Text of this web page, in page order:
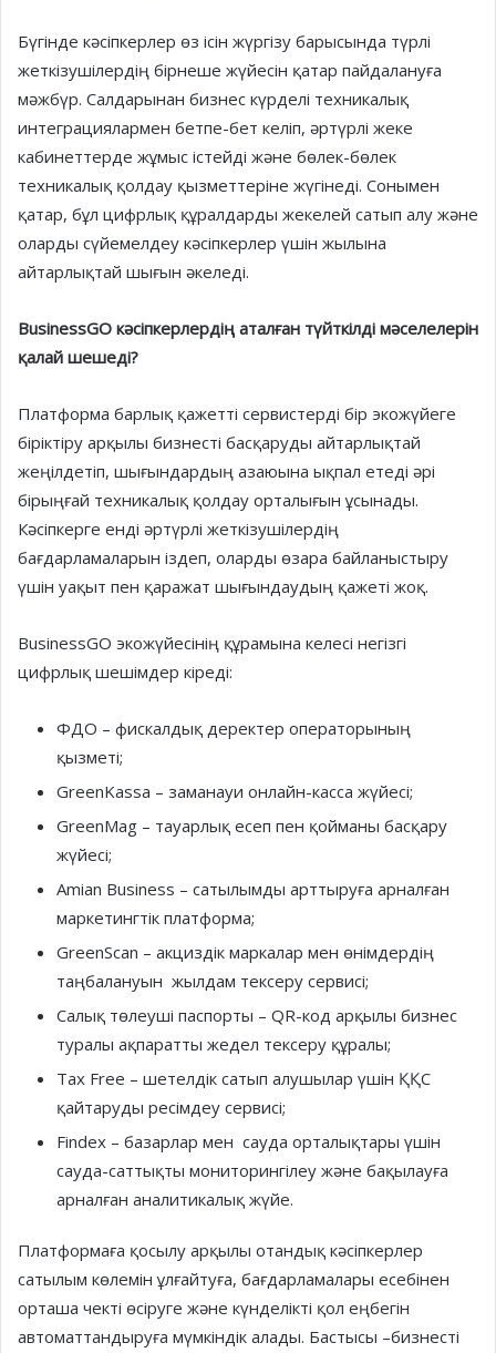
Бүгінде кәсіпкерлер өз ісін жүргізу барысында түрлі
жеткізушілердің бірнеше жүйесін қатар пайдалануға
мәжбүр. Салдарынан бизнес күрделі техникалық
интеграциялармен бетпе-бет келіп, әртүрлі жеке
кабинеттерде жұмыс істейді және бөлек-бөлек
техникалық қолдау қызметтеріне жүгінеді. Сонымен
қатар, бұл цифрлық құралдарды жекелей сатып алу және
оларды сүйемелдеу кәсіпкерлер үшін жылына
айтарлықтай шығын әкеледі.
BusinessGO кәсіпкерлердің аталған түйткілді мәселелерін
қалай шешеді?
Платформа барлық қажетті сервистерді бір экожүйеге
біріктіру арқылы бизнесті басқаруды айтарлықтай
жеңілдетіп, шығындардың азаюына ықпал етеді әрі
бірыңғай техникалық қолдау орталығын ұсынады.
Кәсіпкерге енді әртүрлі жеткізушілердің
бағдарламаларын іздеп, оларды өзара байланыстыру
үшін уақыт пен қаражат шығындаудың қажеті жоқ.
BusinessGO экожүйесінің құрамына келесі негізгі
цифрлық шешімдер кіреді:
ФДО – фискалдық деректер операторының
қызметі;
GreenKassa – заманауи онлайн-касса жүйесі;
GreenMag – тауарлық есеп пен қойманы басқару
жүйесі;
Amian Business – сатылымды арттыруға арналған
маркетингтік платформа;
GreenScan – акциздік маркалар мен өнімдердің
таңбалануын жылдам тексеру сервисі;
Салық төлеуші паспорты – QR-код арқылы бизнес
туралы ақпаратты жедел тексеру құралы;
Tax Free – шетелдік сатып алушылар үшін ҚҚС
қайтаруды ресімдеу сервисі;
Findex – базарлар мен сауда орталықтары үшін
сауда-саттықты мониторингілеу және бақылауға
арналған аналитикалық жүйе.
Платформаға қосылу арқылы отандық кәсіпкерлер
сатылым көлемін ұлғайтуға, бағдарламалары есебінен
орташа чекті өсіруге және күнделікті қол еңбегін
автоматтандыруға мүмкіндік алады. Бастысы –бизнесті